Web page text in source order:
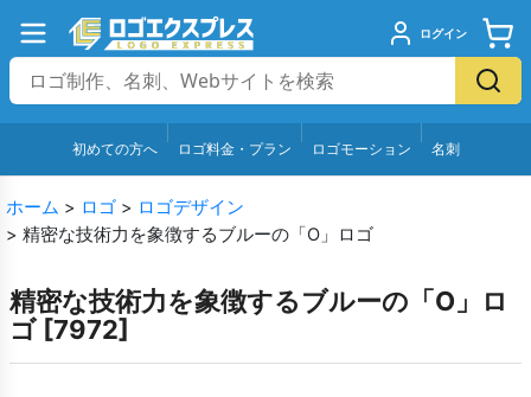
ログイン
初めての方へ ロゴ料金・プラン ロゴモーション 名刺
ホーム > ロゴ > ロゴデザイン
> 精密な技術力を象徴するブルーの「O」ロゴ
精密な技術力を象徴するブルーの「O」ロ
ゴ [7972]